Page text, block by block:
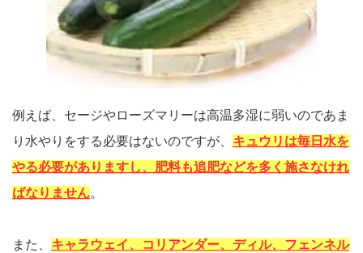
例えば、セージやローズマリーは高温多湿に弱いのであま
り水やりをする必要はないのですが、 キュウリは毎日水を
やる必要がありますし、肥料も追肥などを多く施さなけれ
ばなりません。
また、 キャラウェイ、コリアンダー、ディル、フェンネル